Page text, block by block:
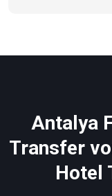
Antalya
Transfer
Hotel